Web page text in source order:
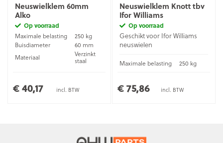
Neuswielklem 60mm
Alko
Op voorraad
Maximale belasting
250 kg
Buisdiameter
60 mm
Materiaal
Verzinkt
staal
€ 40,17 incl. BTW
Neuswielklem Knott tbv
Ifor Williams
Op voorraad
Geschikt voor Ifor Williams
neuswielen
Maximale belasting
250 kg
€ 75,86 incl. BTW